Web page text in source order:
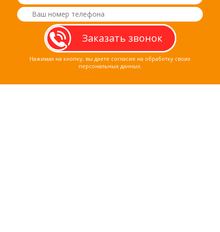
Нажимая на кнопку, вы даете согласие на обработку своих
персональных данных.